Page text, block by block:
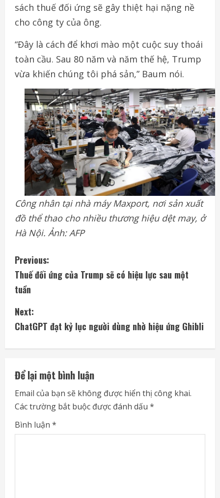
sách thuế đối ứng sẽ gây thiệt hại nặng nề
cho công ty của ông.
“Đây là cách để khơi mào một cuộc suy thoái
toàn cầu. Sau 80 năm và năm thế hệ, Trump
vừa khiến chúng tôi phá sản,” Baum nói.
Công nhân tại nhà máy Maxport, nơi sản xuất
đồ thể thao cho nhiều thương hiệu dệt may, ở
Hà Nội. Ảnh: AFP
C
o
n
t
i
n
u
e
R
Previous:
Thuế đối ứng của Trump sẽ có hiệu lực sau một
tuần
Next:
ChatGPT đạt kỷ lục người dùng nhờ hiệu ứng Ghibli
Để lại một bình luận
Email của bạn sẽ không được hiển thị công khai.
Các trường bắt buộc được đánh dấu *
Bình luận *